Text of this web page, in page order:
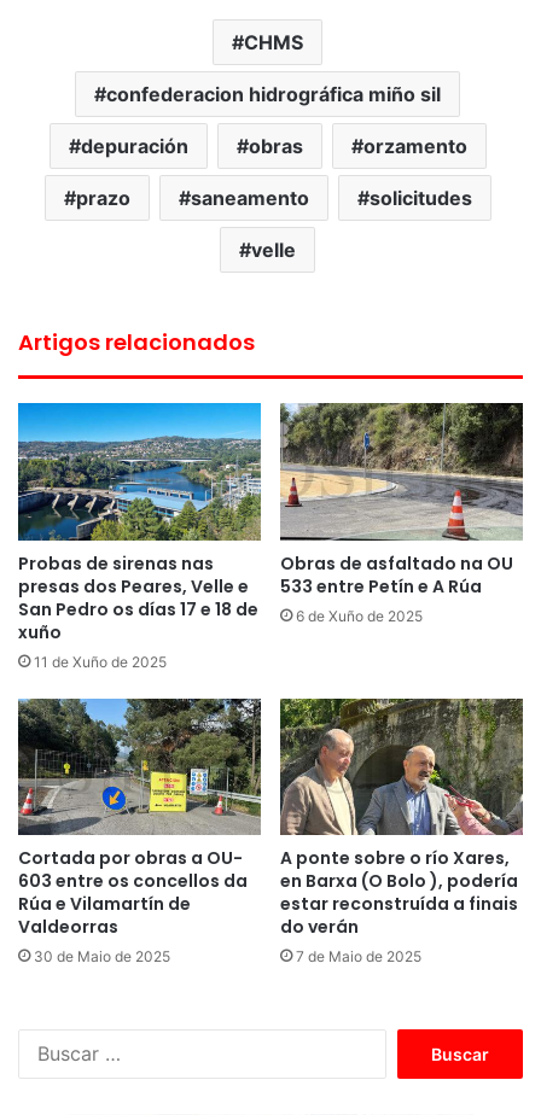
CHMS
confederacion hidrográfica miño sil
depuración obras orzamento
prazo saneamento solicitudes
velle
Artigos relacionados
Probas de sirenas nas
presas dos Peares, Velle e
San Pedro os días 17 e 18 de
xuño
11 de Xuño de 2025
Obras de asfaltado na OU
533 entre Petín e A Rúa
6 de Xuño de 2025
Cortada por obras a OU-
603 entre os concellos da
Rúa e Vilamartín de
Valdeorras
30 de Maio de 2025
A ponte sobre o río Xares,
en Barxa (O Bolo ), podería
estar reconstruída a finais
do verán
7 de Maio de 2025